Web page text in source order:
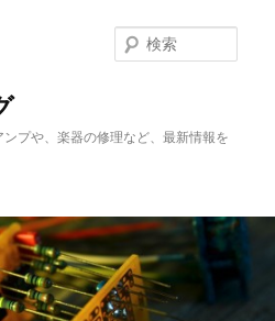
プや、楽器の修理など、最新情報を
索